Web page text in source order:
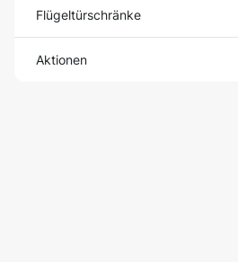
Flügeltürschränke
Aktionen